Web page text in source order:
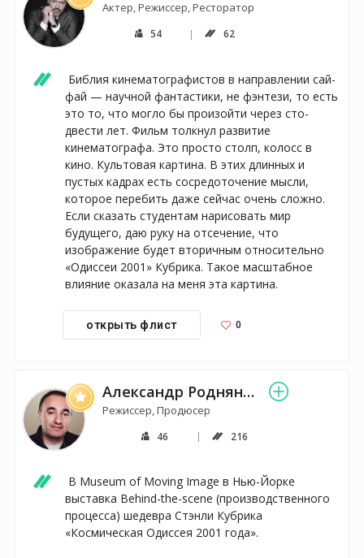
Актер, Режиссер, Ресторатор
54 62
фай — научной фантастики, не фэнтези, то есть
это то, что могло бы произойти через сто-
двести лет. Фильм толкнул развитие
кинематографа. Это просто столп, колосс в
кино. Культовая картина. В этих длинных и
пустых кадрах есть сосредоточение мысли,
которое перебить даже сейчас очень сложно.
Если сказать студентам нарисовать мир
будущего, даю руку на отсечение, что
изображение будет вторичным относительно
«Одиссеи 2001» Кубрика. Такое масштабное
влияние оказала на меня эта картина.
открыть флист 0
Александр Роднянский
Режиссер, Продюсер
46 216
выставка Behind-the-scene (производственного
процесса) шедевра Стэнли Кубрика
«Космическая Одиссея 2001 года».